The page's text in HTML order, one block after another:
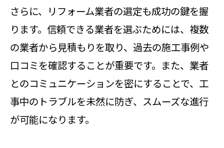
さらに、リフォーム業者の選定も成功の鍵を握
ります。信頼できる業者を選ぶためには、複数
の業者から見積もりを取り、過去の施工事例や
口コミを確認することが重要です。また、業者
とのコミュニケーションを密にすることで、工
事中のトラブルを未然に防ぎ、スムーズな進行
が可能になります。